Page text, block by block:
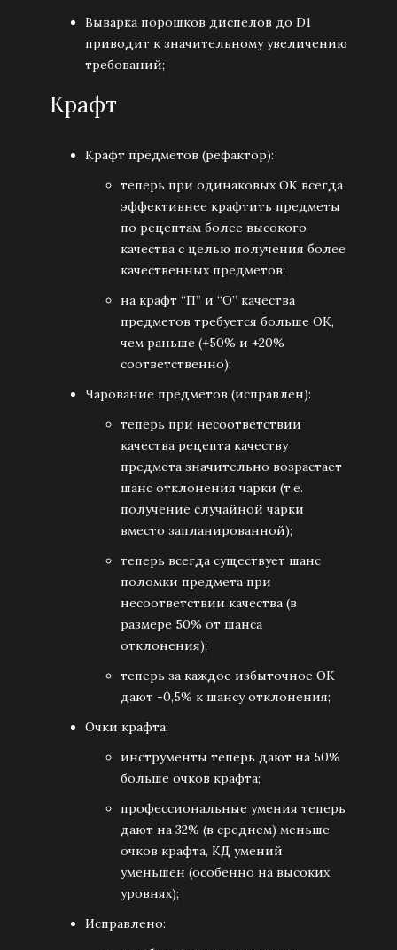
Выварка порошков диспелов до D1
приводит к значительному увеличению
требований;
Крафт
Крафт предметов (рефактор):
теперь при одинаковых ОК всегда
эффективнее крафтить предметы
по рецептам более высокого
качества с целью получения более
качественных предметов;
на крафт “П” и “О” качества
предметов требуется больше ОК,
чем раньше (+50% и +20%
соответственно);
Чарование предметов (исправлен):
теперь при несоответствии
качества рецепта качеству
предмета значительно возрастает
шанс отклонения чарки (т.е.
получение случайной чарки
вместо запланированной);
теперь всегда существует шанс
поломки предмета при
несоответствии качества (в
размере 50% от шанса
отклонения);
теперь за каждое избыточное ОК
дают -0,5% к шансу отклонения;
Очки крафта:
инструменты теперь дают на 50%
больше очков крафта;
профессиональные умения теперь
дают на 32% (в среднем) меньше
очков крафта, КД умений
уменьшен (особенно на высоких
уровнях);
Исправлено: